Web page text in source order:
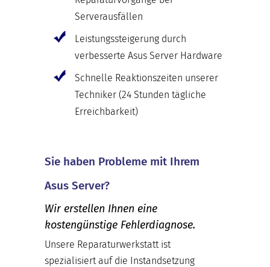
Serverausfällen
Leistungssteigerung durch
verbesserte Asus Server Hardware
Schnelle Reaktionszeiten unserer
Techniker (24 Stunden tägliche
Erreichbarkeit)
Sie haben Probleme mit Ihrem
Asus Server?
Wir erstellen Ihnen eine
kostengünstige Fehlerdiagnose.
Unsere Reparaturwerkstatt ist
spezialisiert auf die Instandsetzung